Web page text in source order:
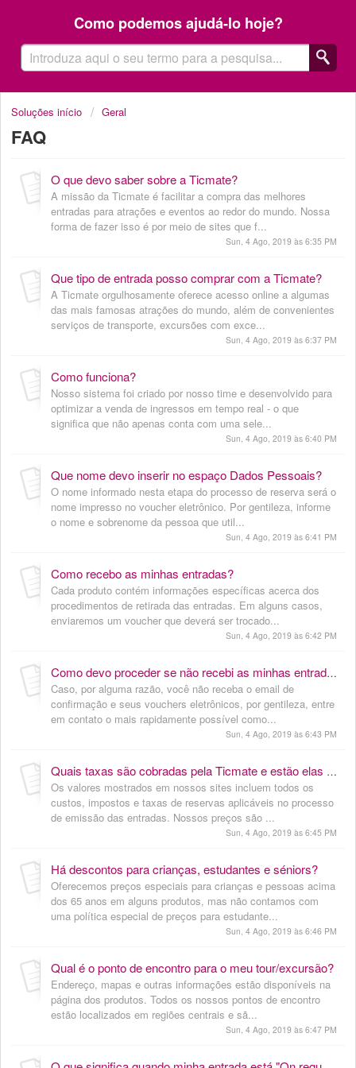
Como podemos ajudá-lo hoje?
Soluções início Geral
FAQ
O que devo saber sobre a Ticmate?
A missão da Ticmate é facilitar a compra das melhores
entradas para atrações e eventos ao redor do mundo. Nossa
forma de fazer isso é por meio de sites que f...
Sun, 4 Ago, 2019 às 6:35 PM
Que tipo de entrada posso comprar com a Ticmate?
A Ticmate orgulhosamente oferece acesso online a algumas
das mais famosas atrações do mundo, além de convenientes
serviços de transporte, excursões com exce...
Sun, 4 Ago, 2019 às 6:37 PM
Como funciona?
Nosso sistema foi criado por nosso time e desenvolvido para
optimizar a venda de ingressos em tempo real - o que
significa que não apenas conta com uma sele...
Sun, 4 Ago, 2019 às 6:40 PM
Que nome devo inserir no espaço Dados Pessoais?
O nome informado nesta etapa do processo de reserva será o
nome impresso no voucher eletrônico. Por gentileza, informe
o nome e sobrenome da pessoa que util...
Sun, 4 Ago, 2019 às 6:41 PM
Como recebo as minhas entradas?
Cada produto contém informações específicas acerca dos
procedimentos de retirada das entradas. Em alguns casos,
enviaremos um voucher que deverá ser trocado...
Sun, 4 Ago, 2019 às 6:42 PM
Como devo proceder se não recebi as minhas entradas?
Caso, por alguma razão, você não receba o email de
confirmação e seus vouchers eletrônicos, por gentileza, entre
em contato o mais rapidamente possível como...
Sun, 4 Ago, 2019 às 6:43 PM
Quais taxas são cobradas pela Ticmate e estão elas inclusas no preço das entradas?
Os valores mostrados em nossos sites incluem todos os
custos, impostos e taxas de reservas aplicáveis no processo
de emissão das entradas. Nossos preços são ...
Sun, 4 Ago, 2019 às 6:45 PM
Há descontos para crianças, estudantes e séniors?
Oferecemos preços especiais para crianças e pessoas acima
dos 65 anos em alguns produtos, mas não contamos com
uma política especial de preços para estudante...
Sun, 4 Ago, 2019 às 6:46 PM
Qual é o ponto de encontro para o meu tour/excursão?
Endereço, mapas e outras informações estão disponíveis na
página dos produtos. Todos os nossos pontos de encontro
estão localizados em regiões centrais e sã...
Sun, 4 Ago, 2019 às 6:47 PM